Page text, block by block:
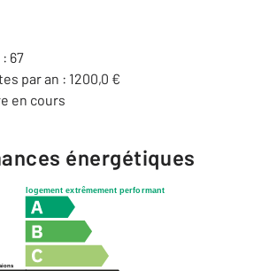
67
par an : 1200,0 €
en cours
énergétiques
logement extrêmement performant